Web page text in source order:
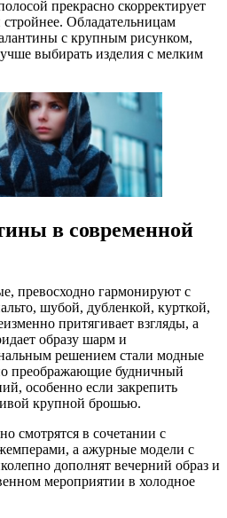
прекрасно скорректирует
Обладательницам
с крупным рисунком,
выбирать изделия с мелким
в современной
превосходно гармонируют с
шубой, дубленкой, курткой,
притягивает взгляды, а
образу шарм и
решением стали модные
преображающие будничный
особенно если закрепить
крупной брошью.
смотрятся в сочетании с
а ажурные модели с
дополнят вечерний образ и
мероприятии в холодное